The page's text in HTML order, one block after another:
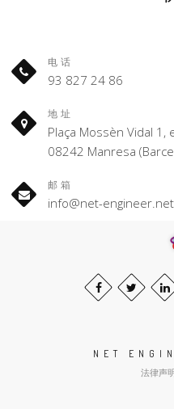
电话
93 827 24 86
地址
Plaça Mossèn Vidal 1,
08242 Manresa
邮箱
info@net-engineer.net
NET
法律声